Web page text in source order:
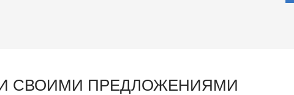
СВОИМИ ПРЕДЛОЖЕНИЯМИ